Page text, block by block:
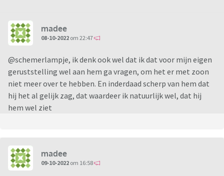
madee
08-10-2022 om 22:47
@schemerlampje, ik denk ook wel dat ik dat voor mijn eigen
geruststelling wel aan hem ga vragen, om het er met zoon
niet meer over te hebben. En inderdaad scherp van hem dat
hij het al gelijk zag, dat waardeer ik natuurlijk wel, dat hij
hem wel ziet
madee
09-10-2022 om 16:58